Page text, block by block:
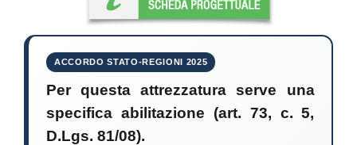
ACCORDO STATO-REGIONI 2025
Per questa attrezzatura serve una
specifica abilitazione (art. 73, c. 5,
D.Lgs. 81/08).